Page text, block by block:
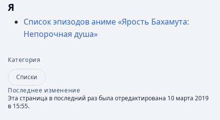
Я
Список эпизодов аниме «Ярость Бахамута:
Непорочная душа»
Категория
Списки
Последнее изменение
Эта страница в последний раз была отредактирована 10 марта 2019
в 15:55.